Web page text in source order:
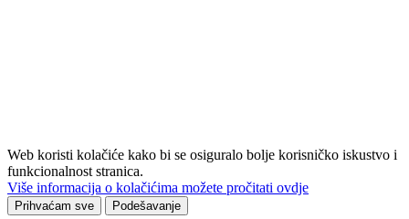
Web koristi kolačiće kako bi se osiguralo bolje korisničko iskustvo i
funkcionalnost stranica.
Više informacija o kolačićima možete pročitati ovdje
Prihvaćam sve Podešavanje